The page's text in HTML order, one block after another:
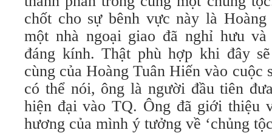
chốt cho sự bênh vực này là
một nhà ngoại giao đã nghỉ hưu
đáng kính. Thật phù hợp khi đây
cùng của Hoàng Tuân Hiến vào cuộc
có thể nói, ông là người đầu tiên
hiện đại vào TQ. Ông đã giới thiệu
hương của mình ý tưởng về ‘chủng